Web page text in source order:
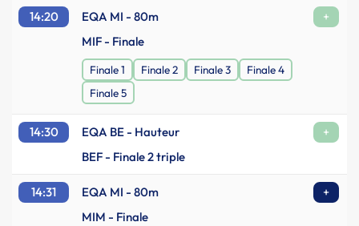
14:20 EQA MI - 80m
+
MIF - Finale
Finale 1 Finale 2 Finale 3
Finale 4
Finale 5
14:30 EQA BE - Hauteur
+
BEF - Finale 2 triple
14:31 EQA MI - 80m
+
MIM - Finale